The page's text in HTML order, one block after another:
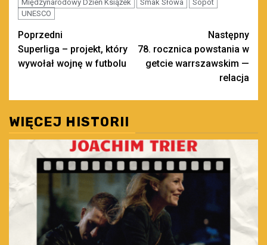
Międzynarodowy Dzień Książek
Smak Słowa
Sopot
UNESCO
Zobacz
wpisy
Poprzedni
Superliga – projekt, który
wywołał wojnę w futbolu
Następny
78. rocznica powstania w
getcie warrszawskim —
relacja
WIĘCEJ HISTORII